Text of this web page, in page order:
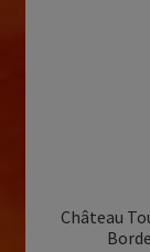
Château